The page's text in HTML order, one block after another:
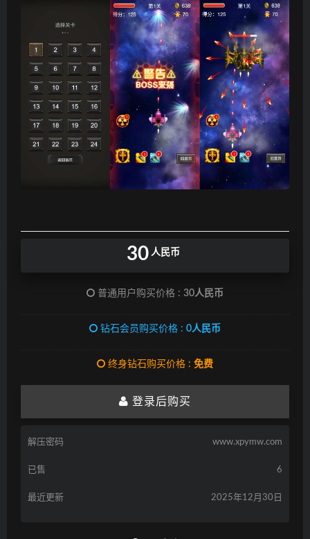
30 人民币
普通用户购买价格 : 30人民币
钻石会员购买价格 : 0人民币
终身钻石购买价格 : 免费
登录后购买
解压密码 www.xpymw.com
已售 6
最近更新 2025年12月30日